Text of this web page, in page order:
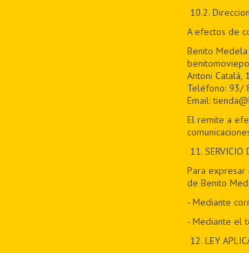
10.2.
A efectos de
Benito
Antoni Catalá,
Teléfono: 93/
Email:
El remite a
11. SERVICIO
Para expresar
de Benito
- Mediante
- Mediante el
12. LEY